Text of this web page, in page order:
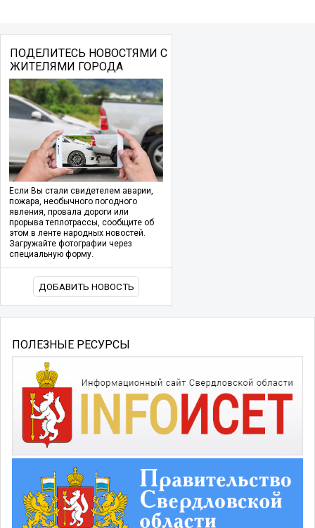
ПОДЕЛИТЕСЬ НОВОСТЯМИ С
ЖИТЕЛЯМИ ГОРОДА
Если Вы стали свидетелем аварии,
пожара, необычного погодного
явления, провала дороги или
прорыва теплотрассы, сообщите об
этом в ленте народных новостей.
Загружайте фотографии через
специальную форму.
ДОБАВИТЬ НОВОСТЬ
ПОЛЕЗНЫЕ РЕСУРСЫ